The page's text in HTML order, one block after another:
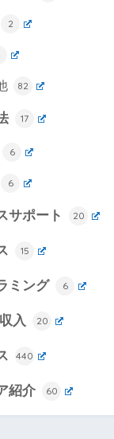
2
82
17
6
6
サポート 20
15
ミング 6
入 20
440
紹介 60